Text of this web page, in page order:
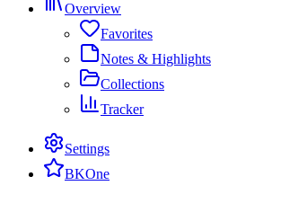
Overview
Favorites
Notes & Highlights
Collections
Tracker
Settings
BKOne